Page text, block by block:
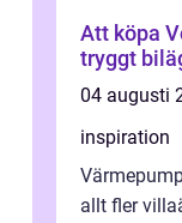
Att köpa
tryggt
04 augusti
inspiration
allt fler